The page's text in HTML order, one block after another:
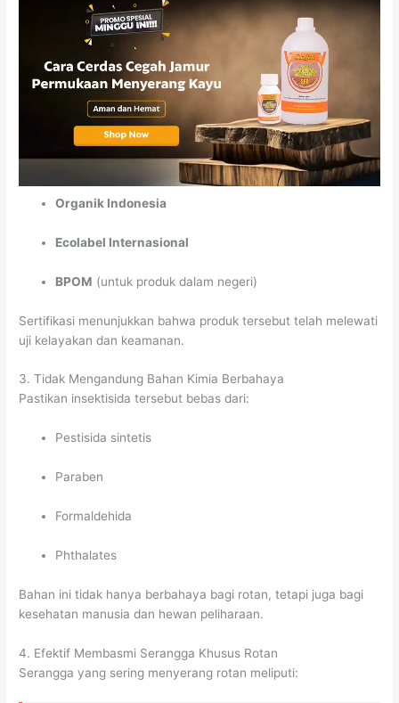
Organik Indonesia
Ecolabel Internasional
BPOM (untuk produk dalam negeri)
Sertifikasi menunjukkan bahwa produk tersebut telah melewati
uji kelayakan dan keamanan.
3. Tidak Mengandung Bahan Kimia Berbahaya
Pastikan insektisida tersebut bebas dari:
Pestisida sintetis
Paraben
Formaldehida
Phthalates
Bahan ini tidak hanya berbahaya bagi rotan, tetapi juga bagi
kesehatan manusia dan hewan peliharaan.
4. Efektif Membasmi Serangga Khusus Rotan
Serangga yang sering menyerang rotan meliputi: